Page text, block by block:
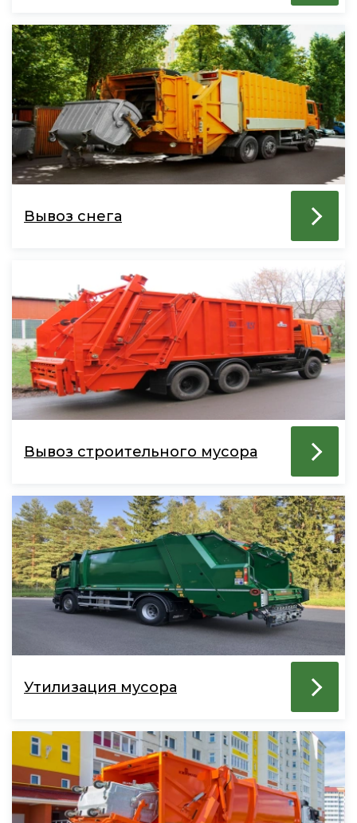
Вывоз снега
Вывоз строительного мусора
Утилизация мусора